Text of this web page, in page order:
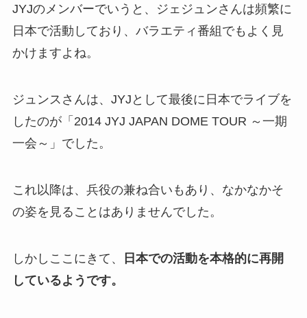
JYJのメンバーでいうと、ジェジュンさんは頻繁に
日本で活動しており、バラエティ番組でもよく見
かけますよね。
ジュンスさんは、JYJとして最後に日本でライブを
したのが「2014 JYJ JAPAN DOME TOUR ～一期
一会～」でした。
これ以降は、兵役の兼ね合いもあり、なかなかそ
の姿を見ることはありませんでした。
しかしここにきて、
日本での活動を本格的に再開
しているようです。